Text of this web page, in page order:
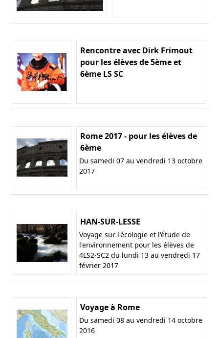
Rencontre avec Dirk Frimout
pour les élèves de 5ème et
6ème LS SC
Rome 2017 - pour les élèves de
6ème
Du samedi 07 au vendredi 13 octobre
2017
HAN-SUR-LESSE
Voyage sur l'écologie et l'étude de
l'environnement pour les élèves de
4LS2-SC2 du lundi 13 au vendredi 17
février 2017
Voyage à Rome
Du samedi 08 au vendredi 14 octobre
2016